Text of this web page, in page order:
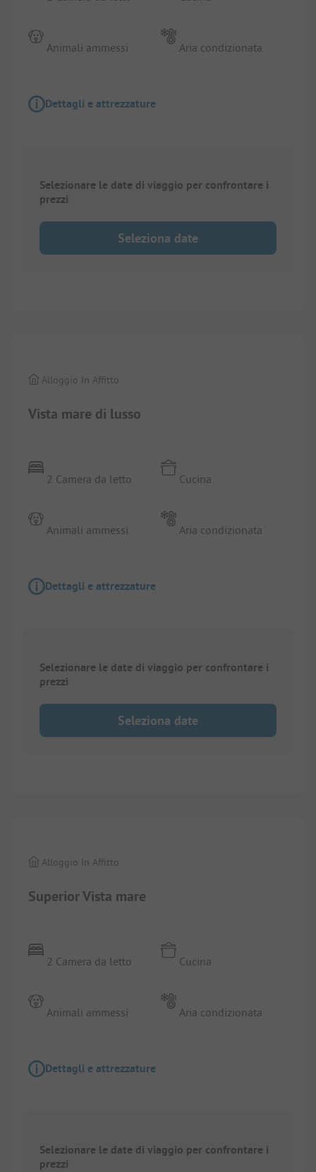
Animali ammessi Aria condizionata
Dettagli e attrezzature
Selezionare le date di viaggio per confrontare i
prezzi
Seleziona date
Vista mare di lusso
Alloggio In Affitto
2 Camera da letto
Animali ammessi
Cucina
Aria condizionata
Dettagli e attrezzature
Selezionare le date di viaggio per confrontare i
prezzi
Seleziona date
Superior Vista mare
Alloggio In Affitto
2 Camera da letto
Animali ammessi
Cucina
Aria condizionata
Dettagli e attrezzature
Selezionare le date di viaggio per confrontare i
prezzi